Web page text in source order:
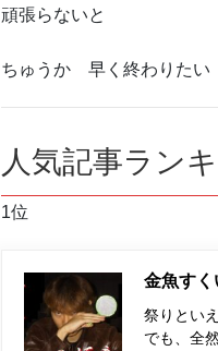
頑張らないと
ちゅうか 早く終わりたい
人気記事ラン
1位
金魚す
祭りとい
でも、全